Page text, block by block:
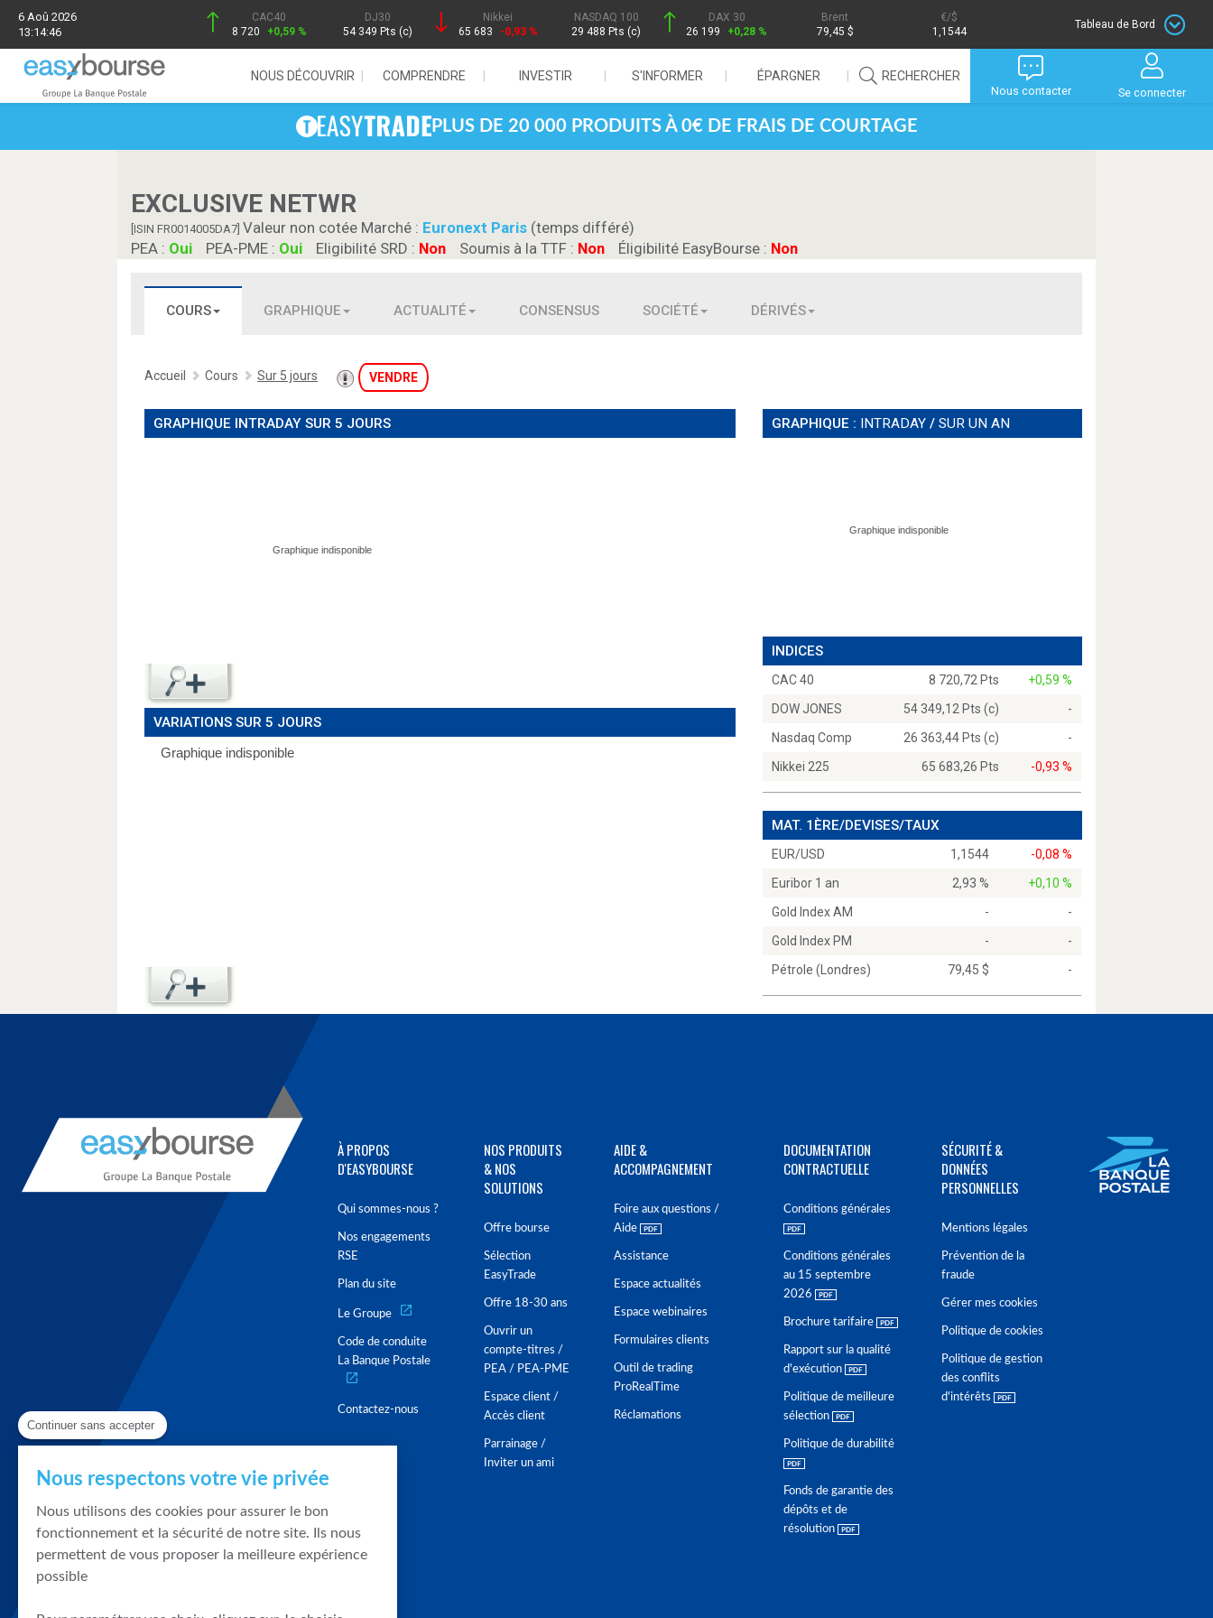
6 Aoû 2026
13:14:46
CAC40
8 720
+0,59 %
DJ30
54 349 Pts (c)
Nikkei
65 683
-0,93 %
NASDAQ 100
29 488 Pts (c)
DAX 30
26 199
+0,28 %
Brent
79,45 $
/$
1,1544
Tableau de Bord
NOUS DÉCOUVRIR COMPRENDRE INVESTIR S'INFORMER ÉPARGNER RECHERCHER
Nous contacter Se connecter
PLUS DE 20 000 PRODUITS À 0€ DE FRAIS DE COURTAGE
EXCLUSIVE NETWR
[ISIN FR0014005DA7] Valeur non cotée Marché : Euronext Paris (temps différé)
PEA : Oui PEA-PME : Oui Eligibilité SRD : Non Soumis à la TTF : Non Éligibilité EasyBourse : Non
COURS GRAPHIQUE ACTUALITÉ CONSENSUS SOCIÉTÉ DÉRIVÉS
Accueil Cours Sur 5 jours VENDRE
GRAPHIQUE INTRADAY SUR 5 JOURS
VARIATIONS SUR 5 JOURS
GRAPHIQUE : INTRADAY /SUR UN AN
INDICES
CAC 40 8 720,72 Pts
+0,59 %
DOW JONES
54 349,12 Pts (c)
-
Nasdaq Comp
26 363,44 Pts (c)
-
Nikkei 225
65 683,26 Pts -0,93 %
MAT. 1ÈRE/DEVISES/TAUX
EUR/USD 1,1544
-0,08 %
Euribor 1 an
2,93 %
+0,10 %
Gold Index AM
-
-
Gold Index PM
-
-
Pétrole (Londres)
79,45 $ -
À PROPOS
D'EASYBOURSE
Qui sommes-nous ?
Nos engagements
RSE
Plan du site
Le Groupe
Code de conduite
La Banque Postale
Contactez-nous
NOS PRODUITS
& NOS
SOLUTIONS
Offre bourse
Sélection
EasyTrade
Offre 18-30 ans
Ouvrir un
compte-titres /
PEA / PEA-PME
Espace client /
Accès client
Parrainage /
Inviter un ami
AIDE &
ACCOMPAGNEMENT
Foire aux questions /
Aide
Assistance
Espace actualités
Espace webinaires
Formulaires clients
Outil de trading
ProRealTime
Réclamations
DOCUMENTATION
CONTRACTUELLE
Conditions générales
Conditions générales
au 15 septembre
2026
Brochure tarifaire
Rapport sur la qualité
d'exécution
Politique de meilleure
sélection
Politique de durabilité
Fonds de garantie des
dépôts et de
résolution
SÉCURITÉ &
DONNÉES
PERSONNELLES
Mentions légales
Prévention de la
fraude
Gérer mes cookies
Politique de cookies
Politique de gestion
des conflits
d'intérêts
Continuer sans accepter
Nous respectons votre vie privée
Nous utilisons des cookies pour assurer le bon
fonctionnement et la sécurité de notre site. Ils nous
permettent de vous proposer la meilleure expérience
possible